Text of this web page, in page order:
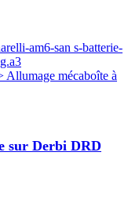
am6-san s-batterie-
Allumage mécaboîte à
sur Derbi DRD